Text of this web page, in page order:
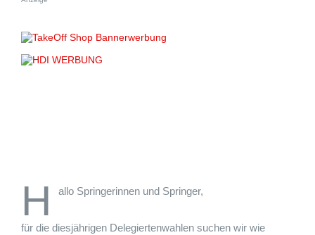
H allo Springerinnen und Springer,
für die diesjährigen Delegiertenwahlen suchen wir wie